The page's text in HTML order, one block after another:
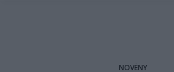
NÖVÉNY